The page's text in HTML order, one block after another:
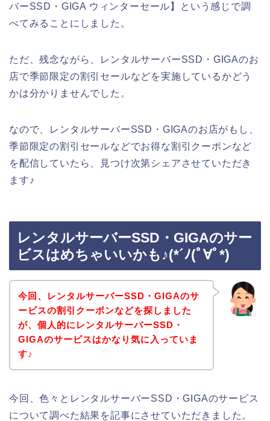
バーSSD・GIGA ウィンターセール】という感じで調
べてみることにしました。
ただ、残念ながら、レンタルサーバーSSD・GIGAのお
店で季節限定の割引セールなどを実施しているかどう
かは分かりませんでした。
なので、レンタルサーバーSSD・GIGAのお店がもし、
季節限定の割引セールなどでお得な割引クーポンなど
を配信していたら、見つけ次第シェアさせていただき
ます♪
レンタルサーバーSSD・GIGAのサー
ビスはめちゃいいかも♪(*´ﾉ(ﾟ∀ﾟ*)
今回、レンタルサーバーSSD・GIGAのサ
ービスの割引クーポンなどを探しました
が、個人的にレンタルサーバーSSD・
GIGAのサービスはかなり気に入っていま
す♪
今回、色々とレンタルサーバーSSD・GIGAのサービス
について調べた結果を記事にさせていただきました。